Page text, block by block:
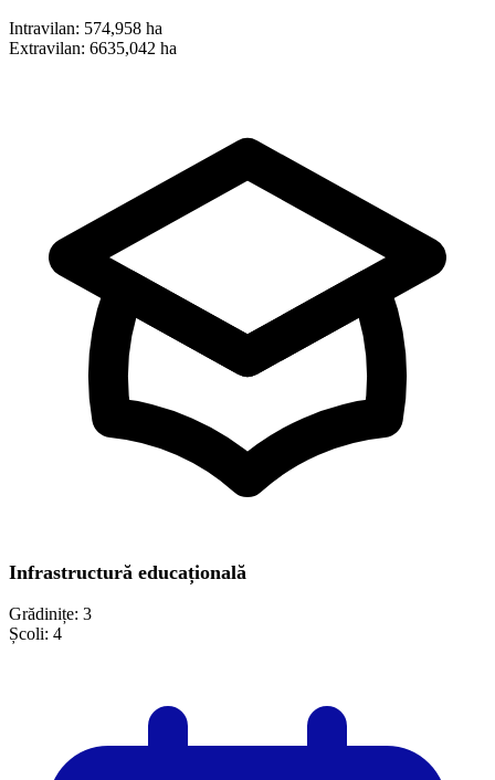
Intravilan: 574,958 ha
Extravilan: 6635,042 ha
Infrastructură educațională
Grădinițe: 3
Școli: 4